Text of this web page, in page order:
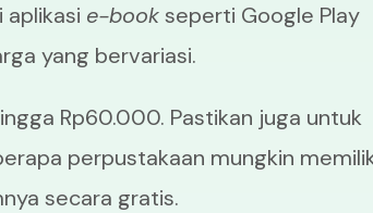
e-bookseperti Google Play
yang bervariasi.
Rp60.000. Pastikan juga untuk
perpustakaan mungkin
secara gratis.